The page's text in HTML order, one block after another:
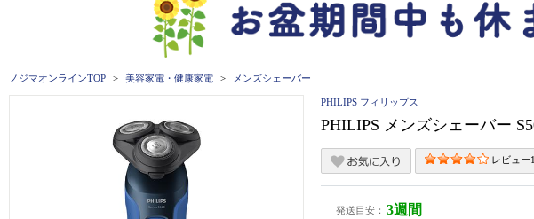
ノジマオンラインTOP 美容家電・健康家電 メンズシェーバー
PHILIPS フィリップス
PHILIPS メンズシェーバー
レビュー
発送目安： 3週間